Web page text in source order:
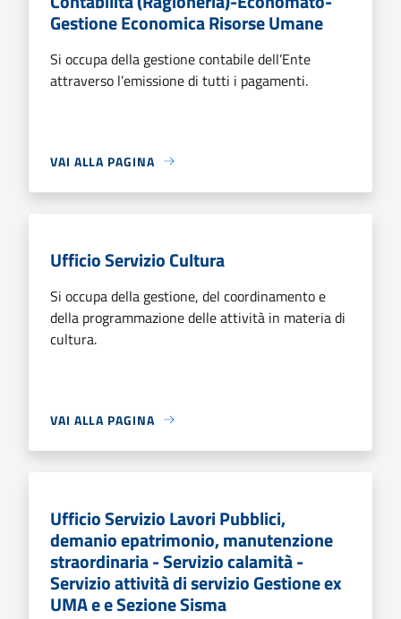
Gestione Economica Risorse Umane
Si occupa della gestione contabile dell’Ente
attraverso l’emissione di tutti i pagamenti.
VAI ALLA PAGINA
Ufficio Servizio Cultura
Si occupa della gestione, del coordinamento e
della programmazione delle attività in materia di
cultura.
VAI ALLA PAGINA
Ufficio Servizio Lavori Pubblici,
demanio epatrimonio, manutenzione
straordinaria - Servizio calamità -
Servizio attività di servizio Gestione ex
UMA e e Sezione Sisma